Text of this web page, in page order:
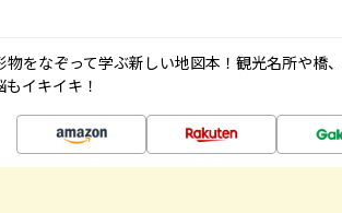
物をなぞって学ぶ新しい地図本！観光名所や橋
イキイキ！